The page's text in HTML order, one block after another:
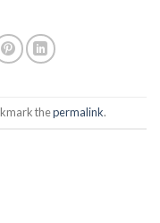
thepermalink.